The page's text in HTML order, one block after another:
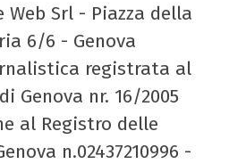
Web Srl - Piazza della
6/6 - Genova
registrata al
Genova nr. 16/2005
al Registro delle
n.02437210996 -